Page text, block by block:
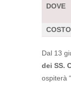
DOVE
COSTO
Dal 13
dei SS.
ospiterà